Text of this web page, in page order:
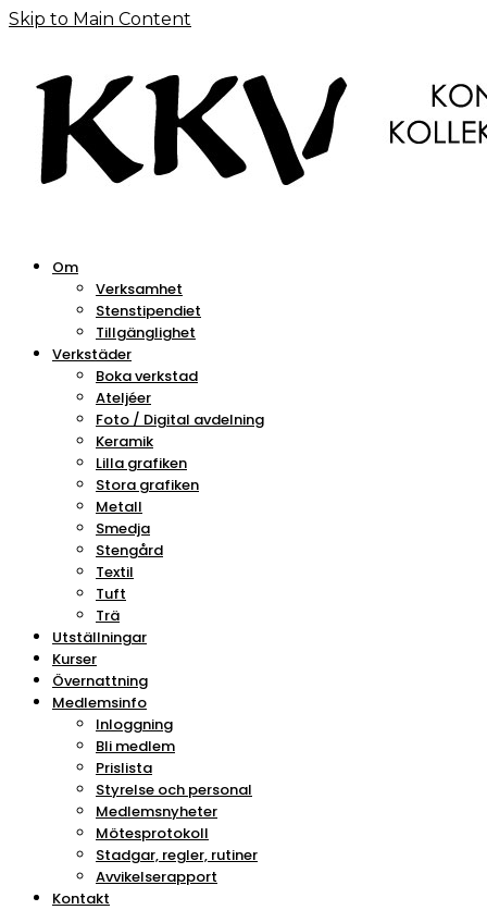
Skip to Main Content
Om
Verksamhet
Stenstipendiet
Tillgänglighet
Verkstäder
Boka verkstad
Ateljéer
Foto / Digital avdelning
Keramik
Lilla grafiken
Stora grafiken
Metall
Smedja
Stengård
Textil
Tuft
Trä
Utställningar
Kurser
Övernattning
Medlemsinfo
Inloggning
Bli medlem
Prislista
Styrelse och personal
Medlemsnyheter
Mötesprotokoll
Stadgar, regler, rutiner
Avvikelserapport
Kontakt